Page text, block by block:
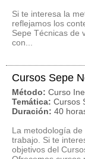
Si te interesa la
reflejamos los
Sepe Técnicas de
con...
Cursos Sepe
Método: Curso
Temática: Cursos
Duración: 40
La metodología
trabajo. Si te
objetivos del